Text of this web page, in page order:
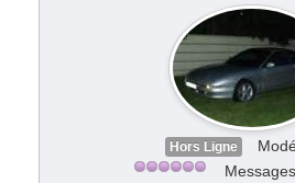
Hors Ligne